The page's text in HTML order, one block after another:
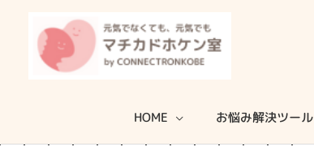
プ
HOME お悩み解決ツール